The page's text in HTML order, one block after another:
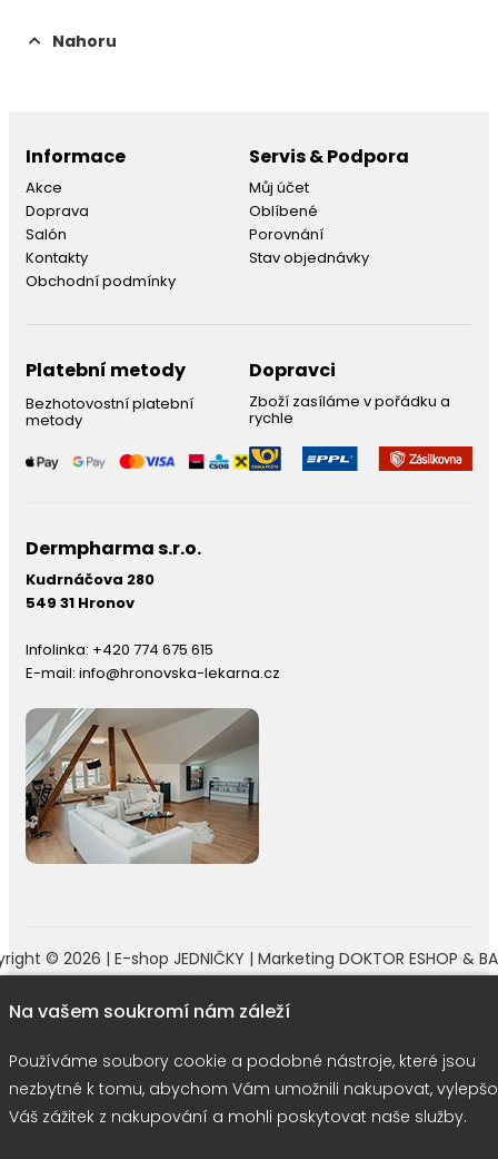
Nahoru
Informace
Akce
Doprava
Salón
Kontakty
Obchodní podmínky
Servis & Podpora
Můj účet
Oblíbené
Porovnání
Stav objednávky
Platební metody
Bezhotovostní platební
metody
Dopravci
Zboží zasíláme v pořádku a
rychle
Dermpharma s.r.o.
Kudrnáčova 280
549 31 Hronov
Infolinka: +420 774 675 615
E-mail: info@hronovska-lekarna.cz
© 2026 | E-shop JEDNIČKY | Marketing DOKTOR ESHOP &
Používáme soubory cookie
Na vašem soukromí nám záleží
Používáme soubory cookie a podobné nástroje, které jsou
nezbytné k tomu, abychom Vám umožnili nakupovat,
Váš zážitek z nakupování a mohli poskytovat naše služby.